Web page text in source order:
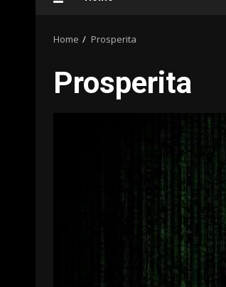
Home Prosperita
Prosperita